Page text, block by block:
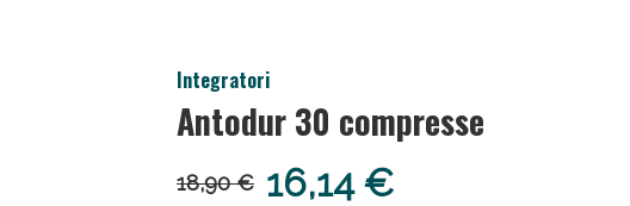
Integratori
Antodur 30 compresse
18,90 € 16,14 €
Drenanti e Pancia Piatta: Sconti fino al 55% validi